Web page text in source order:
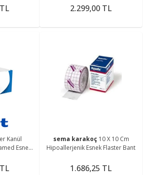
2.299,00 TL
Kanül
Esnek
sema karakoç 10 X 10 Cm
Hipoallerjenik Esnek Flaster Bant
1.686,25 TL